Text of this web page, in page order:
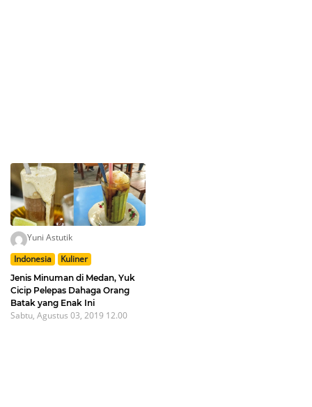
Yuni Astutik
Indonesia
Kuliner
Jenis Minuman di Medan, Yuk
Cicip Pelepas Dahaga Orang
Batak yang Enak Ini
Sabtu, Agustus 03, 2019 12.00